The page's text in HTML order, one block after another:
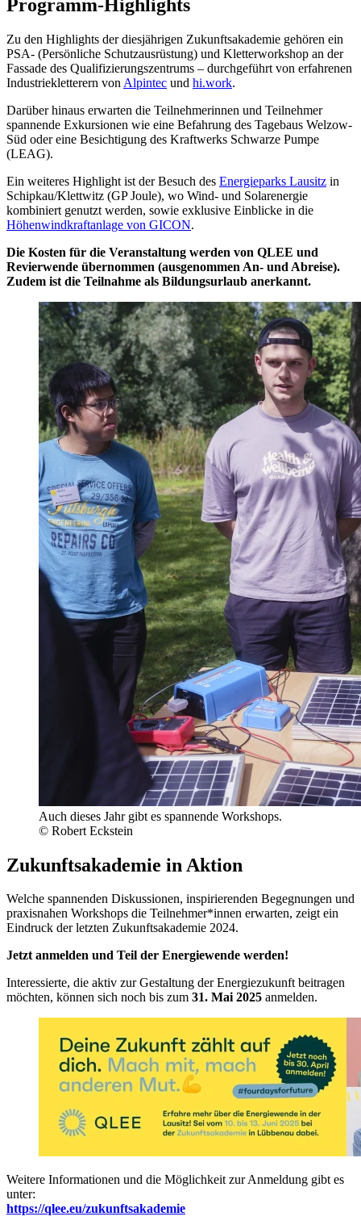
Programm-Highlights
Zu den Highlights der diesjährigen Zukunftsakademie gehören ein
PSA- (Persönliche Schutzausrüstung) und Kletterworkshop an der
Fassade des Qualifizierungszentrums – durchgeführt von erfahrenen
Industriekletterern von Alpintec und hi.work.
Darüber hinaus erwarten die Teilnehmerinnen und Teilnehmer
spannende Exkursionen wie eine Befahrung des Tagebaus Welzow-
Süd oder eine Besichtigung des Kraftwerks Schwarze Pumpe
(LEAG).
Ein weiteres Highlight ist der Besuch des Energieparks Lausitz in
Schipkau/Klettwitz (GP Joule), wo Wind- und Solarenergie
kombiniert genutzt werden, sowie exklusive Einblicke in die
Höhenwindkraftanlage von GICON.
Die Kosten für die Veranstaltung werden von QLEE und
Revierwende übernommen (ausgenommen An- und Abreise).
Zudem ist die Teilnahme als Bildungsurlaub anerkannt.
Auch dieses Jahr gibt es spannende Workshops.
© Robert Eckstein
Zukunftsakademie in Aktion
Welche spannenden Diskussionen, inspirierenden Begegnungen und
praxisnahen Workshops die Teilnehmer*innen erwarten, zeigt ein
Eindruck der letzten Zukunftsakademie 2024.
Jetzt anmelden und Teil der Energiewende werden!
Interessierte, die aktiv zur Gestaltung der Energiezukunft beitragen
möchten, können sich noch bis zum 31. Mai 2025 anmelden.
Weitere Informationen und die Möglichkeit zur Anmeldung gibt es
unter:
https://qlee.eu/zukunftsakademie